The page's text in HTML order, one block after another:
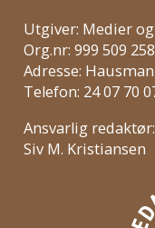
Utgiver: Medier og
Org.nr: 999 509
Adresse:
Telefon: 24 07 70
Ansvarlig redaktør:
Siv M. Kristiansen